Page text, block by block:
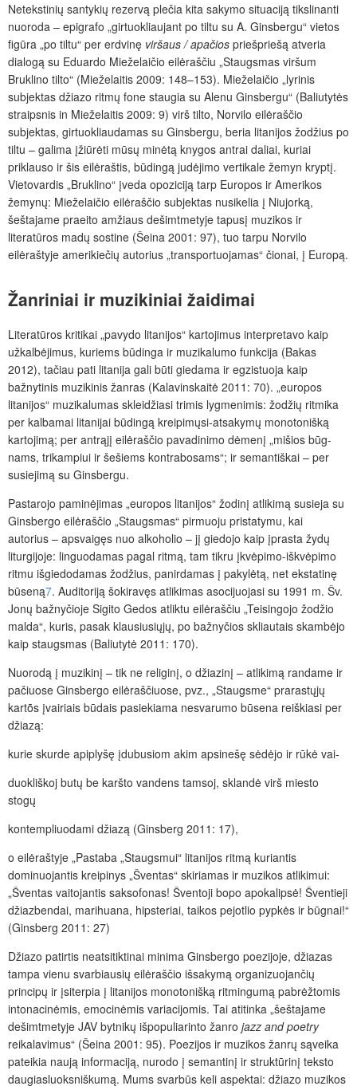
Netekstinių santykių rezervą plečia kita sakymo situaciją tikslinanti
nuoroda – epigrafo „girtuokliaujant po tiltu su A. Ginsbergu“ vietos
figūra „po tiltu“ per erdvinę viršaus / apačios priešpriešą atveria
dialogą su Eduardo Mieželaičio eilėraščiu „Staugsmas viršum
Bruklino tilto“ (Mieželaitis 2009: 148–153). Mieželaičio „lyrinis
subjektas džiazo ritmų fone staugia su Alenu Ginsbergu“ (Baliutytės
straipsnis in Mieželaitis 2009: 9) virš tilto, Norvilo eilėraščio
subjektas, girtuokliaudamas su Ginsbergu, beria litanijos žodžius po
tiltu – galima įžiūrėti mūsų minėtą knygos antrai daliai, kuriai
priklauso ir šis eilėraštis, būdingą judėjimo vertikale žemyn kryptį.
Vietovardis „Bruklino“ įveda opoziciją tarp Europos ir Amerikos
žemynų: Mieželaičio eilėraščio subjektas nusikelia į Niujorką,
šeštajame praeito amžiaus dešimtmetyje tapusį muzikos ir
literatūros madų sostine (Šeina 2001: 97), tuo tarpu Norvilo
eilėraštyje amerikiečių autorius „transportuojamas“ čionai, į Europą.
Žanriniai ir muzikiniai žaidimai
Literatūros kritikai „pavydo litanijos“ kartojimus interpretavo kaip
užkalbėjimus, kuriems būdinga ir muzikalumo funkcija (Bakas
2012), tačiau pati litanija gali būti giedama ir egzistuoja kaip
bažnytinis muzikinis žanras (Kalavinskaitė 2011: 70). „europos
litanijos“ muzikalumas skleidžiasi trimis lygmenimis: žodžių ritmika
per kalbamai litanijai būdingą kreipimųsi-atsakymų monotonišką
kartojimą; per antrąjį eilėraščio pavadinimo dėmenį „mišios būg­
nams, trikampiui ir šešiems kontrabosams“; ir semantiškai – per
susiejimą su Ginsbergu.
Pastarojo paminėjimas „europos litanijos“ žodinį atlikimą susieja su
Ginsbergo eilėraščio „Staugsmas“ pirmuoju pristatymu, kai
autorius – apsvaigęs nuo alkoholio – jį giedojo kaip įprasta žydų
liturgijoje: linguodamas pagal ritmą, tam tikru įkvėpimo-iškvėpimo
ritmu išgiedodamas žodžius, panirdamas į pakylėtą, net ekstatinę
būseną7. Auditoriją šokiravęs atlikimas asocijuojasi su 1991 m. Šv.
Jonų bažnyčioje Sigito Gedos atliktu eilėraščiu „Teisingojo žodžio
malda“, kuris, pasak klausiusiųjų, po bažnyčios skliautais skambėjo
kaip staugsmas (Baliutytė 2011: 170).
Nuorodą į muzikinį – tik ne religinį, o džiazinį – atlikimą randame ir
pačiuose Ginsbergo eilėraščiuose, pvz., „Staugsme“ prarastųjų
kartõs įvairiais būdais pasiekiama nesvarumo būsena reiškiasi per
džiazą:
kurie skurde apiplyšę įdubusiom akim apsinešę sėdėjo ir rūkė vai-
duokliškoj butų be karšto vandens tamsoj, sklandė virš miesto
stogų
kontempliuodami džiazą (Ginsberg 2011: 17),
o eilėraštyje „Pastaba „Staugsmui“ litanijos ritmą kuriantis
dominuojantis kreipinys „Šventas“ skiriamas ir muzikos atlikimui:
„Šventas vaitojantis saksofonas! Šventoji bopo apokalipsė! Šventieji
džiazbendai, marihuana, hipsteriai, taikos pejotlio pypkės ir būgnai!“
(Ginsberg 2011: 27)
Džiazo patirtis neatsitiktinai minima Ginsbergo poezijoje, džiazas
tampa vienu svarbiausių eilėraščio išsakymą organizuojančių
principų ir įsiterpia į litanijos monotonišką ritmingumą pabrėžtomis
intonacinėmis, emocinėmis variacijomis. Tai atitinka „šeštajame
dešimtmetyje JAV bytnikų išpopuliarinto žanro jazz and poetry
reikalavimus“ (Šeina 2001: 95). Poezijos ir muzikos žanrų sąveika
pateikia naują informaciją, nurodo į semantinį ir struktūrinį teksto
daugiasluoksniškumą. Mums svarbūs keli aspektai: džiazo muzikos